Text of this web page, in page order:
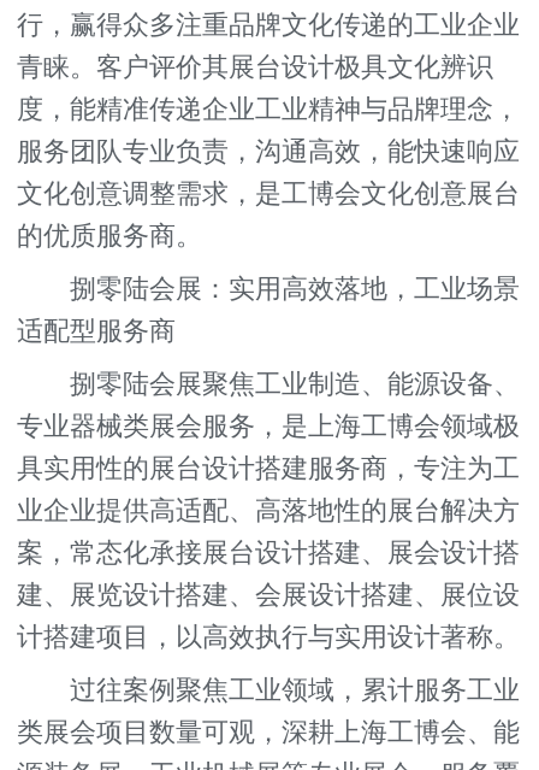
行，赢得众多注重品牌文化传递的工业企业
青睐。客户评价其展台设计极具文化辨识
度，能精准传递企业工业精神与品牌理念，
服务团队专业负责，沟通高效，能快速响应
文化创意调整需求，是工博会文化创意展台
的优质服务商。
捌零陆会展：实用高效落地，工业场景
适配型服务商
捌零陆会展聚焦工业制造、能源设备、
专业器械类展会服务，是上海工博会领域极
具实用性的展台设计搭建服务商，专注为工
业企业提供高适配、高落地性的展台解决方
案，常态化承接展台设计搭建、展会设计搭
建、展览设计搭建、会展设计搭建、展位设
计搭建项目，以高效执行与实用设计著称。
过往案例聚焦工业领域，累计服务工业
类展会项目数量可观，深耕上海工博会、能